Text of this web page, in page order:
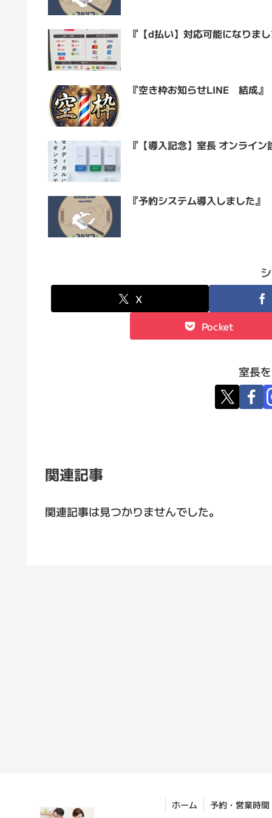
『【d払い】対応可能になりま
『空き枠お知らせLINE 結成』
『【導入記念】室長 オンライ
『予約システム導入しました』
X
Pocket
室長
関連記事
関連記事は見つかりませんでした。
ホーム 予約・営業時間